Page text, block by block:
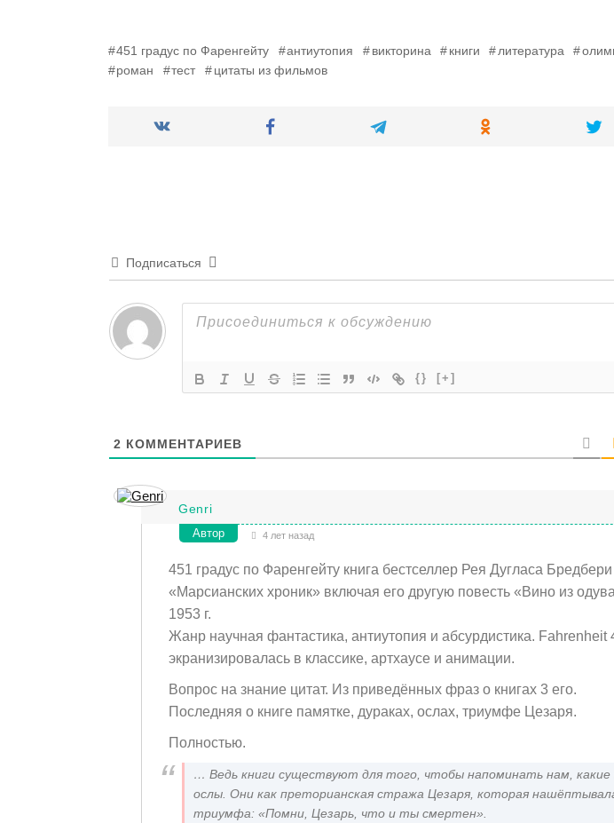
451 градус по Фаренгейту антиутопия викторина книги литература
роман
тест цитаты из фильмов
Подписаться
{} [+]
2 КОММЕНТАРИЕВ
Genri
Автор 4 лет назад
451 градус по Фаренгейту книга бестселлер Рея Дугласа Бредбери
«Марсианских хроник» включая его другую повесть «Вино из
1953 г.
Жанр научная фантастика, антиутопия и абсурдистика. Fahrenheit
экранизировалась в классике, артхаусе и анимации.
Вопрос на знание цитат. Из приведённых фраз о книгах 3 его.
Последняя о книге памятке, дураках, ослах, триумфе Цезаря.
Полностью.
… Ведь книги существуют для того, чтобы напоминать нам, какие
ослы. Они как преторианская стража Цезаря, которая
триумфа: «Помни, Цезарь, что и ты смертен».